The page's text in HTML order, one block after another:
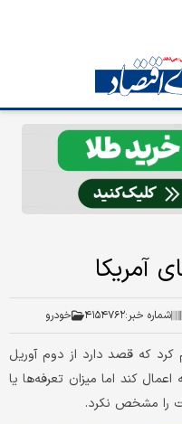
آمریکا
شماره خبر:۴۱۵۴۷۶۲ خودرو
کرد که قصد دارد از دوم آوریل
اعمال کند اما میزان تعرفه‌‌ها یا
را مشخص نکرد.